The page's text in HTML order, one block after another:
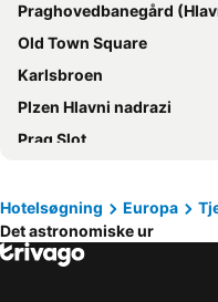
Hotel Bologna
Eurostars Thalia
Grand Majestic Hotel
Charles Bridge Palace
Occidental Praha Five
Hermitage Hotel Prague
Kings Residence
Grand Hotel International
Praghovedbanegård (Hlavni
Old Town Square
Karlsbroen
Plzen Hlavni nadrazi
Prag Slot
Centrum Černý Most
Žižkov
Aquapalace Praha
Hotelsøgning Europa
Det astronomiske ur